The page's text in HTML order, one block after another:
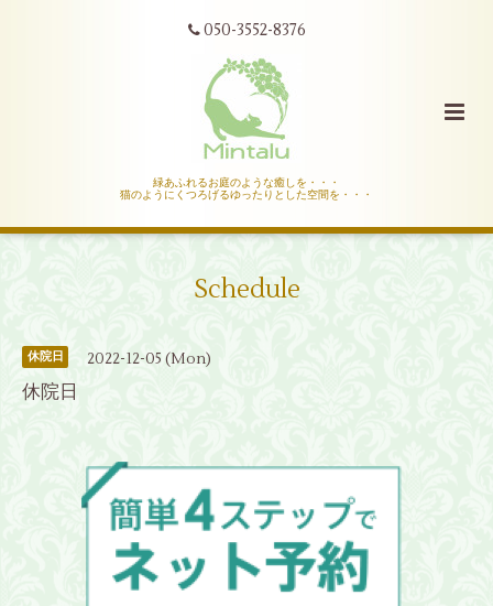
050-3552-8376
緑あふれるお庭のような癒しを・・・
猫のようにくつろげるゆったりとした空間を・・・
Schedule
休院日 2022-12-05 (Mon)
休院日